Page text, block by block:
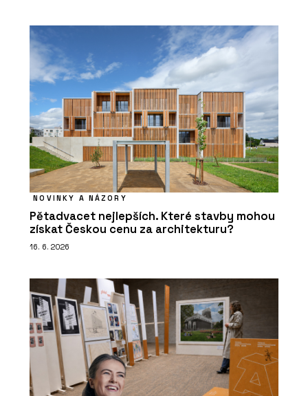
NOVINKY A NÁZORY
Pětadvacet nejlepších. Které stavby mohou
získat Českou cenu za architekturu?
16. 6. 2026